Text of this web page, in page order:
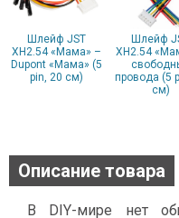
Шлейф JST
XH2.54 «Мама» –
Dupont «Мама» (5
pin, 20 см)
Шлейф
XH2.54
провода (5
см)
Описание товара
В DIY-мире нет